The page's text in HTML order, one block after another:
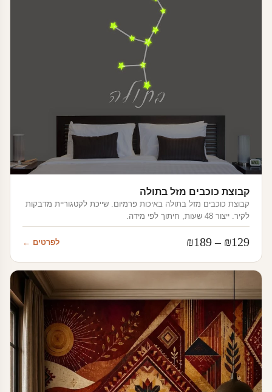
קבוצת כוכבים מזל בתולה
קבוצת כוכבים מזל בתולה באיכות פרמיום. שייכת לקטגוריית מדבקות
לקיר. ייצור 48 שעות, חיתוך לפי מידה.
₪129
–
₪189
מחירים:
עד
לפרטים ←